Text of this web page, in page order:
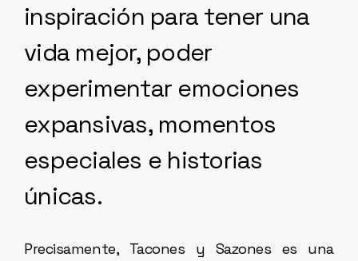
inspiración para tener una
vida mejor, poder
experimentar emociones
expansivas, momentos
especiales e historias
únicas.
Precisamente, Tacones y Sazones es una